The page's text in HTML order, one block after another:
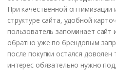
При качественной
структуре сайта, удобной
пользователь запоминает
обратно уже по брендовым
после покупки остался
интерес обязательно нужно